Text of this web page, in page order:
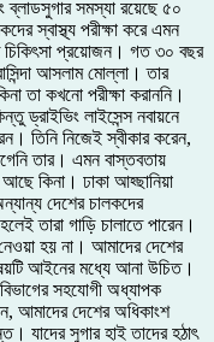
সমস্যা রয়েছে ৫০
স্বাস্থ্য পরীক্ষা করে এমন
চিকিৎসা প্রয়োজন। গত ৩০ বছর
আসলাম মোল্লা। তার
তা কখনো পরীক্ষা করাননি।
ড্রাইভিং লাইসেন্স নবায়নে
তিনি নিজেই স্বীকার করেন,
তার। এমন বাস্তবতায়
কিনা। ঢাকা আহ্ছানিয়া
দেশের চালকদের
তারা গাড়ি চালাতে পারেন।
হয় না। আমাদের দেশের
আইনের মধ্যে আনা উচিত।
সহযোগী অধ্যাপক
আমাদের দেশের অধিকাংশ
যাদের সুগার হাই তাদের হঠাৎ